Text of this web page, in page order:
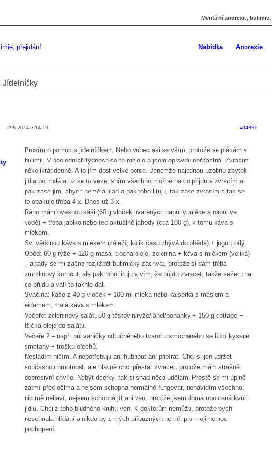
Mentální anorexie,
Nabídka Anorexie
Jídelníčky
2.6.2014 v 14:19 #14351
Prosím o pomoc s jídelníčkem. Nebo vůbec asi se vším, protože se plácám v
bulimii. V posledních týdnech se to rozjelo a jsem opravdu nešťastná. Zvracím
několikrát denně. A to jím dost velké porce. Jenomže najednou uzobnu zbytek
jídla po malé a už se to veze, sním všechno možné na co přijdu a zvracím a
pak zase jím, abych neměla hlad a pak toho lituju, tak zase zvracím a tak se
to opakuje třeba 4 x. Dnes už 3 x.
Ráno mám ovesnou kaši (60 g vloček uvařených napůl v mléce a napůl ve
vodě) + třeba jablko nebo teď aktuálně jahody (cca 100 g), k tomu káva s
mlékem.
Sv. většinou káva s mlékem (záleží, kolik času zbývá do oběda) + jogurt bílý.
Oběd: 60 g rýže + 120 g masa, trocha oleje, zelenina + káva s mlékem (veliká)
– a tady se mi začne rozjíždět bulimický záchvat, protože si dám třeba
zmrzlinový kornout, ale pak toho lituju a vím, že půjdu zvracet, takže sežeru na
co přijdu a valí to takhle dál.
Svačina: kaše z 40 g vloček + 100 ml mléka nebo kaiserka s máslem a
eidamem, malá káva s mlékem.
Večeře: zeleninový salát, 50 g těstovin/rýže/jáhel/pohanky + 150 g cottage +
lžička oleje do salátu.
Večeře 2 – např. půl vaničky odtučněného tvarohu smíchaného se lžící kysané
smetany + trošku ořechů.
Nesladím ničím. A nepotřebuju ani hubnout ani přibírat. Chci si jen udržet
současnou hmotnost, ale hlavně chci přestat zvracet, protože mám strašně
depresivní chvíle. Nebýt dcerky, tak si snad něco udělám. Prostě se mi úplně
zatmí před očima a nejsem schopna normálně fungovat, nenávidím všechno,
nic mě nebaví, nejsem schopná jít ani ven, protože jsem doma upoutaná kvůli
jídlu. Chci z toho bludného kruhu ven. K doktorům nemůžu, protože bych
nesehnala hlídání a nikdo by z mých příbuzných neměl pro moji nemoc
pochopení.